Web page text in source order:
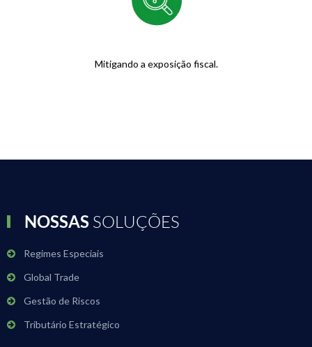
Mitigando a exposição fiscal.
NOSSAS SOLUÇÕES
Regimes Especiais
Global Trade
Gestão de Riscos
Tributário Estratégico